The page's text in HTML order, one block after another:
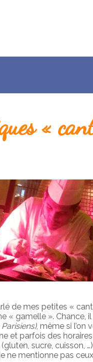
«
de mes petites «
gamelle ». Chance,
, même si l’on
et parfois des
sucre, cuisson,
mentionne pas ceux